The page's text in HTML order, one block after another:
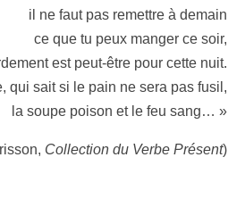
il ne faut pas remettre à demain
ce que tu peux manger ce soir,
est peut-être pour cette nuit.
qui sait si le pain ne sera pas fusil,
la soupe poison et le feu sang… »
Collection du Verbe Présent)